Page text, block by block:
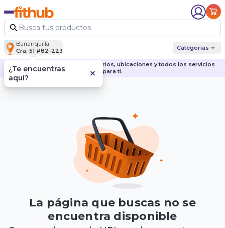
Barranquilla
Cra. 51 #82-223
Categorías
Descubre nuestras sedes, horarios, ubicaciones y todos los servicios
para ti.
La página que buscas no se
encuentra disponible
¿Te encuentras
aquí?